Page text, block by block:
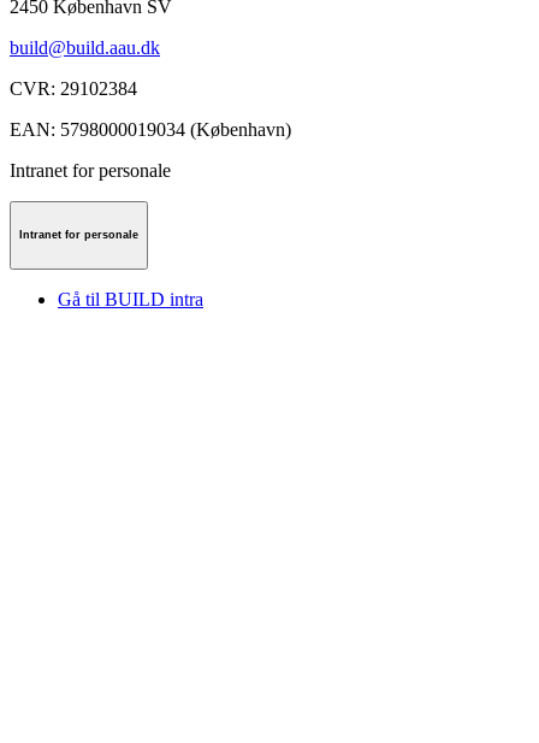
2450 København SV
build@build.aau.dk
CVR: 29102384
EAN: 5798000019034 (København)
Intranet for personale
Intranet for personale
Gå til BUILD intra